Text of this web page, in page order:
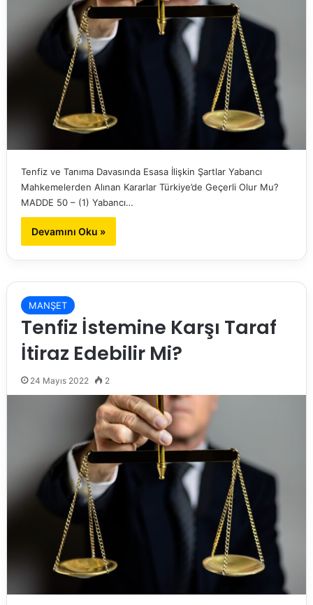
Tenfiz ve Tanıma Davasında Esasa İlişkin Şartlar Yabancı
Mahkemelerden Alınan Kararlar Türkiye’de Geçerli Olur Mu?
MADDE 50 – (1) Yabancı…
Devamını Oku »
MANŞET
Tenfiz İstemine Karşı Taraf
İtiraz Edebilir Mi?
24 Mayıs 2022 2